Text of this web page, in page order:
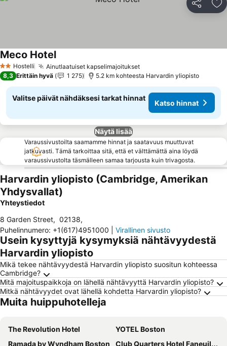
Jaa
2 Tähtiluokitus
Hostelli Ainutlaatuiset kapselimajoitukset
Meco Hotel
8,3 Erittäin hyvä 1 275 5.2 km kohteesta Harvardin yliopisto
Valitse päivät nähdäksesi tarkat hinnat
Katso hinnat
Näytä lisää
Varaussivustoilta saamamme hinnat ja saatavuus muuttuvat
jatkuvasti. Tämä tarkoittaa sitä, että et välttämättä aina löydä
varaussivustolta täsmälleen samaa tarjousta kuin trivagosta.
Harvardin yliopisto (Cambridge, Amerikan
Yhdysvallat)
Yhteystiedot
8 Garden Street, 02138,
Puhelinnumero: +1(617)4951000 Virallinen sivusto
Usein kysyttyjä kysymyksiä nähtävyydestä
Harvardin yliopisto
Mikä tekee nähtävyydestä Harvardin yliopisto suositun kohteessa
Cambridge?
Mitä majoituspaikkoja on lähellä nähtävyyttä Harvardin yliopisto?
Mitkä nähtävyydet ovat lähellä kohdetta Harvardin yliopisto?
Muita huippuhotelleja
The Revolution Hotel
YOTEL Boston
Ramada by Wyndham Boston
Club Quarters Hotel Faneuil Hall, Boston